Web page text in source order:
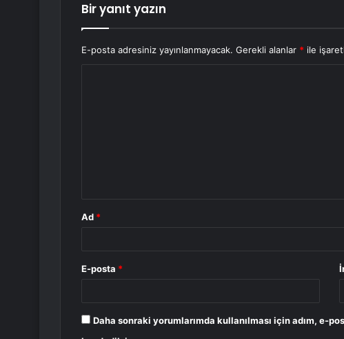
Bir yanıt yazın
E-posta adresiniz yayınlanmayacak. Gerekli alanlar * ile
Ad *
E-posta *
Daha sonraki yorumlarımda kullanılması için adım, e-